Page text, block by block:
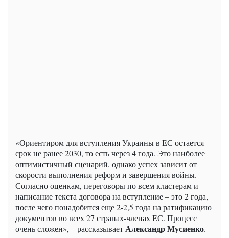
«Ориентиром для вступления Украины в ЕС остается
срок не ранее 2030, то есть через 4 года. Это наиболее
оптимистичный сценарий, однако успех зависит от
скорости выполнения реформ и завершения войны.
Согласно оценкам, переговоры по всем кластерам и
написание текста договора на вступление – это 2 года,
после чего понадобится еще 2-2,5 года на ратификацию
документов во всех 27 странах-членах ЕС. Процесс
очень сложен», – рассказываетАлександр Мусиенко.